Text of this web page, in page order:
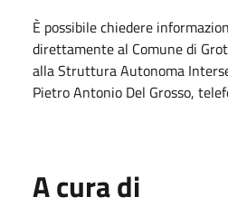
È possibile chiedere
direttamente al Comune di
alla Struttura Autonoma
Pietro Antonio Del Grosso,
A cura di